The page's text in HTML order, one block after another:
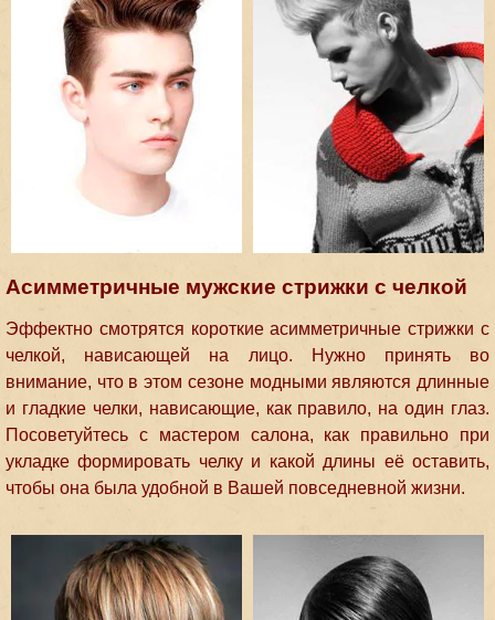
Асимметричные мужские стрижки с челкой
Эффектно смотрятся короткие асимметричные стрижки с
челкой, нависающей на лицо. Нужно принять во
внимание, что в этом сезоне модными являются длинные
и гладкие челки, нависающие, как правило, на один глаз.
Посоветуйтесь с мастером салона, как правильно при
укладке формировать челку и какой длины её оставить,
чтобы она была удобной в Вашей повседневной жизни.